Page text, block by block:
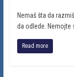
Nemaš šta da
da odlede. Nemojte
Read more